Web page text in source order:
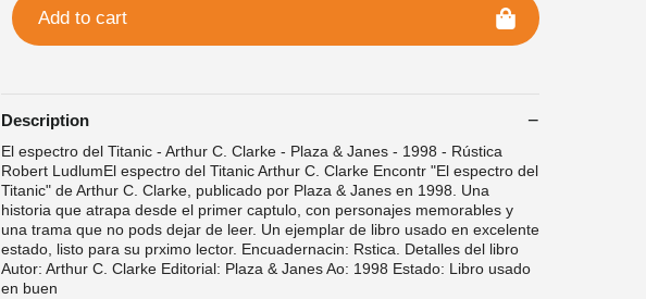
Add to cart
Description
El espectro del Titanic - Arthur C. Clarke - Plaza & Janes - 1998 - Rústica
Robert LudlumEl espectro del Titanic Arthur C. Clarke Encontr "El espectro del
Titanic" de Arthur C. Clarke, publicado por Plaza & Janes en 1998. Una
historia que atrapa desde el primer captulo, con personajes memorables y
una trama que no pods dejar de leer. Un ejemplar de libro usado en excelente
estado, listo para su prximo lector. Encuadernacin: Rstica. Detalles del libro
Autor: Arthur C. Clarke Editorial: Plaza & Janes Ao: 1998 Estado: Libro usado
en buen